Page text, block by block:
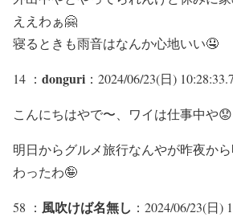
ええわぁ🤗
寝るときも雨音はなんか心地いい🤤
14 ： donguri ：2024/06/23(日)
こんにちはやで〜、ワイは仕事中や😟
明日からグルメ旅行なんやが昨夜か
わったわ🤪
58 ： 風吹けば名無し ：2024/06/23(日)